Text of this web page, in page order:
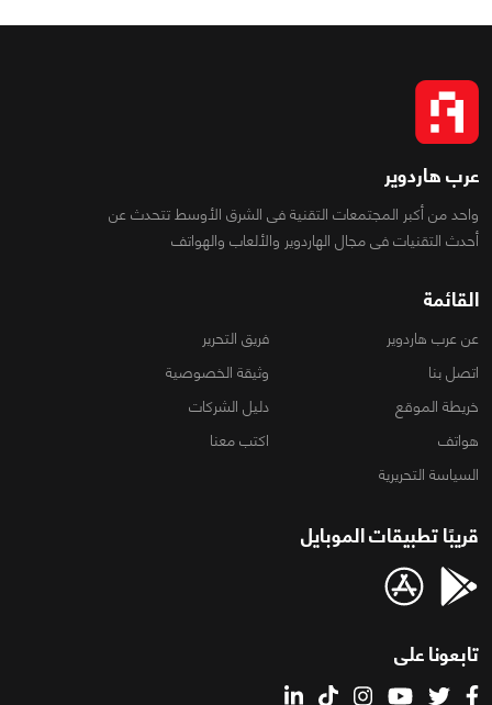
عرب هاردوير
واحد من أكبر المجتمعات التقنية فى الشرق الأوسط تتحدث عن
أحدث التقنيات فى مجال الهاردوير والألعاب والهواتف
القائمة
عن عرب هاردوير
فريق التحرير
اتصل بنا
وثيقة الخصوصية
خريطة الموقع
دليل الشركات
هواتف
اكتب معنا
السياسة التحريرية
قريبًا تطبيقات الموبايل
تابعونا على